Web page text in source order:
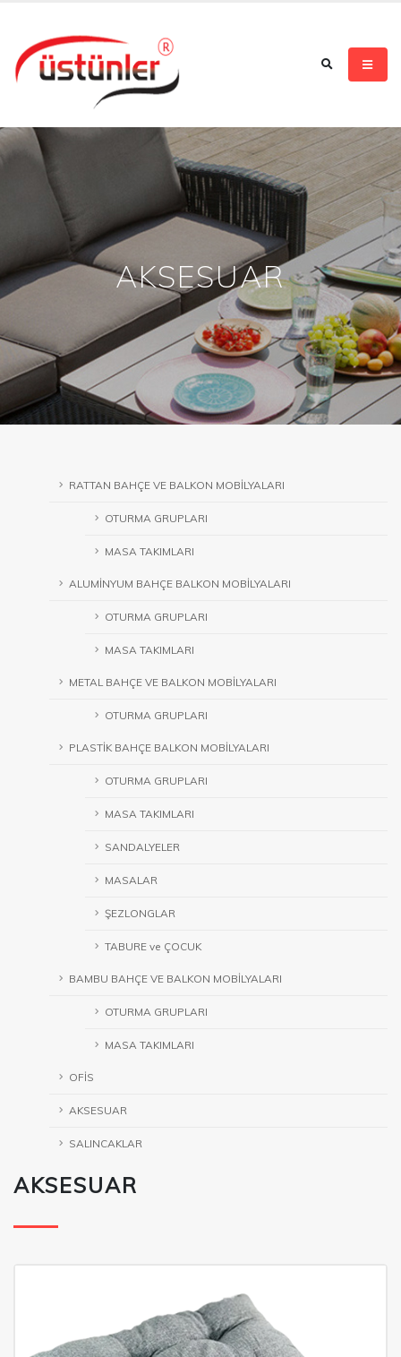
AKSESUAR
RATTAN BAHÇE VE BALKON MOBİLYALARI
OTURMA GRUPLARI
MASA TAKIMLARI
ALUMİNYUM BAHÇE BALKON MOBİLYALARI
OTURMA GRUPLARI
MASA TAKIMLARI
METAL BAHÇE VE BALKON MOBİLYALARI
OTURMA GRUPLARI
PLASTİK BAHÇE BALKON MOBİLYALARI
OTURMA GRUPLARI
MASA TAKIMLARI
SANDALYELER
MASALAR
ŞEZLONGLAR
TABURE ve ÇOCUK
BAMBU BAHÇE VE BALKON MOBİLYALARI
OTURMA GRUPLARI
MASA TAKIMLARI
OFİS
AKSESUAR
SALINCAKLAR
AKSESUAR